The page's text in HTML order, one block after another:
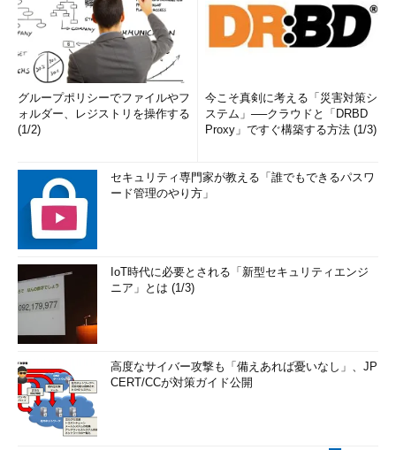
グループポリシーでファイルやフ
ォルダー、レジストリを操作する
(1/2)
今こそ真剣に考える「災害対策シ
ステム」──クラウドと「DRBD
Proxy」ですぐ構築する方法 (1/3)
セキュリティ専門家が教える「誰でもできるパスワ
ード管理のやり方」
IoT時代に必要とされる「新型セキュリティエンジ
ニア」とは (1/3)
高度なサイバー攻撃も「備えあれば憂いなし」、JP
CERT/CCが対策ガイド公開